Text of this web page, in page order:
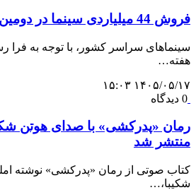
فروش 44 میلیاردی سینما در دومین هفته مرداد
سینماهای سراسر کشور، با توجه به فرا
هفته‌…
۱۴۰۵/۰۵/۱۷ ۱۵:۰۳
0 دیدگاه
رمان «پدرکشی» با صدای هوتن
منتشر شد
کتاب صوتی از رمان «پدرکشی» نوشته
شکیبا،…